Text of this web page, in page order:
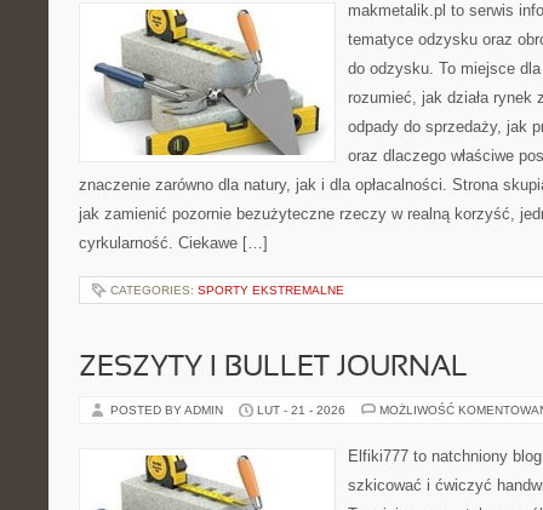
makmetalik.pl to serwis
tematyce odzysku oraz
do odzysku. To miejsce
rozumieć, jak działa rynek
odpady do sprzedaży, jak
oraz dlaczego właściwe
znaczenie zarówno dla natury, jak i dla opłacalności. Strona
jak zamienić pozornie bezużyteczne rzeczy w realną korzyść,
cyrkularność. Ciekawe […]
CATEGORIES: SPORTY EKSTREMALNE
ZESZYTY I BULLET JOURNAL
POSTED BY ADMIN LUT - 21 - 2026 MOŻLIWOŚĆ
Elfiki777 to natchniony
szkicować i ćwiczyć